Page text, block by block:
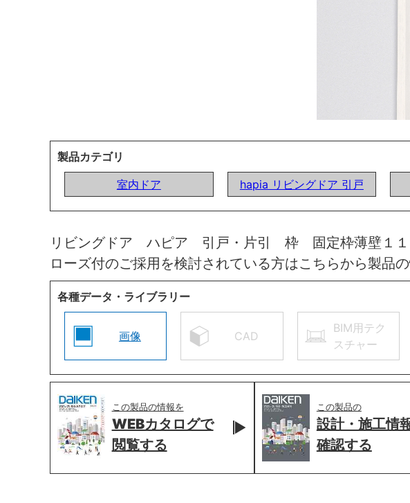
製品カテゴリ
室内ドア
hapia リビングドア 引戸
リビングドア ハピア 引戸・片引 枠 固定枠薄壁１
ローズ付のご採用を検討されている方はこちらから製品
各種データ・ライブラリー
画像 CAD
BIM用テク
スチャー
この製品の情報を
WEBカタログで
閲覧する
この製品の
設計・施工情
確認する